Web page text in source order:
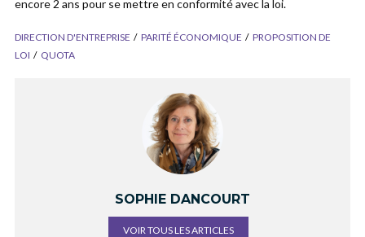
encore 2 ans pour se mettre en conformité avec la loi.
DIRECTION D'ENTREPRISE PARITÉ ÉCONOMIQUE
PROPOSITION DE
LOI
QUOTA
SOPHIE DANCOURT
VOIR TOUS LES ARTICLES